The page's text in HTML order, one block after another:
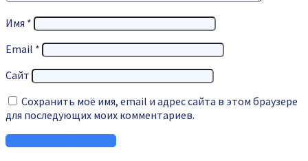
Имя *
Email *
Сайт
Сохранить моё имя, email и адрес сайта в этом браузере
для последующих моих комментариев.